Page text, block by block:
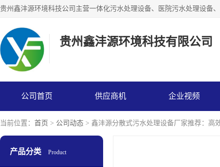
贵州鑫沣源环境科技有限公司
公司首页 供应商机 企业视频
当前位置： 首页 > 公司动态 > 鑫沣源分散式污水处理设备厂家推荐：高
产品分类 Product